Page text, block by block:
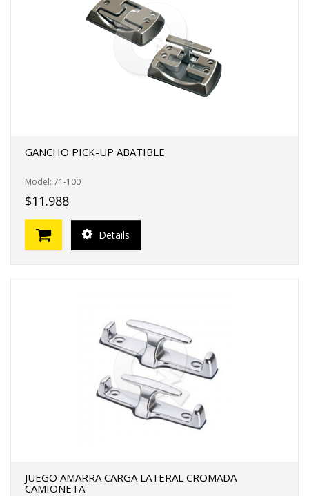
GANCHO PICK-UP ABATIBLE
Model: 71-100
$11.988
Details
JUEGO AMARRA CARGA LATERAL CROMADA
CAMIONETA